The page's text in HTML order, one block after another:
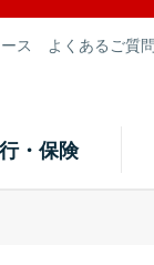
ス よくあるご質
・保険